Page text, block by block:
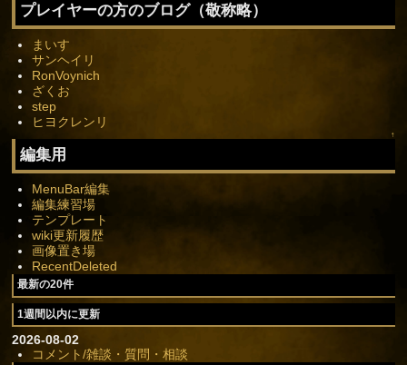
プレイヤーの方のブログ（敬称略）
まいす
サンヘイリ
RonVoynich
ざくお
step
ヒヨクレンリ
↑
編集用
MenuBar編集
編集練習場
テンプレート
wiki更新履歴
画像置き場
RecentDeleted
最新の20件
1週間以内に更新
2026-08-02
コメント/雑談・質問・相談